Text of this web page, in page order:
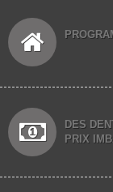
DES
PRIX